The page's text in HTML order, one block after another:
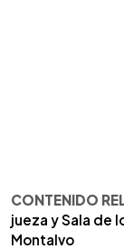
CONTENIDO
jueza y Sala de
Montalvo